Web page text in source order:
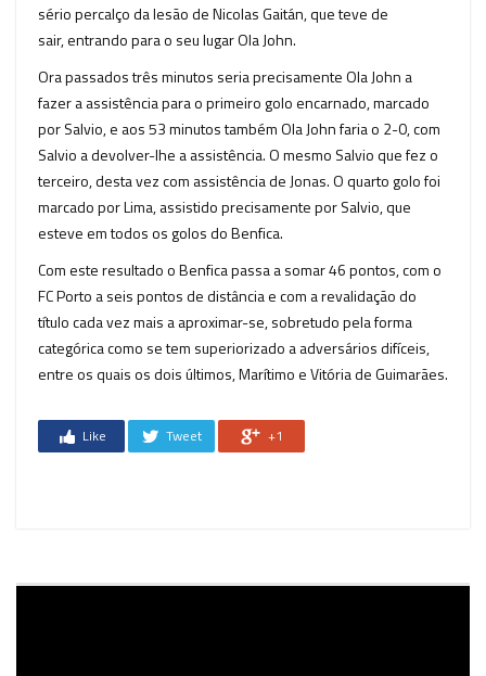
sério percalço da lesão de Nicolas Gaitán, que teve de
sair, entrando para o seu lugar Ola John.
Ora passados três minutos seria precisamente Ola John a
fazer a assistência para o primeiro golo encarnado, marcado
por Salvio, e aos 53 minutos também Ola John faria o 2-0, com
Salvio a devolver-lhe a assistência. O mesmo Salvio que fez o
terceiro, desta vez com assistência de Jonas. O quarto golo foi
marcado por Lima, assistido precisamente por Salvio, que
esteve em todos os golos do Benfica.
Com este resultado o Benfica passa a somar 46 pontos, com o
FC Porto a seis pontos de distância e com a revalidação do
título cada vez mais a aproximar-se, sobretudo pela forma
categórica como se tem superiorizado a adversários difíceis,
entre os quais os dois últimos, Marítimo e Vitória de Guimarães.
Like Tweet +1